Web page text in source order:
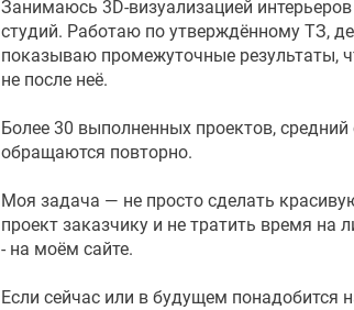
Занимаюсь 3D-визуализацией
студий. Работаю по утверждённому ТЗ,
показываю промежуточные результаты,
не после неё.
Более 30 выполненных проектов,
обращаются повторно.
Моя задача — не просто сделать
проект заказчику и не тратить время
- на моём сайте.
Если сейчас или в будущем